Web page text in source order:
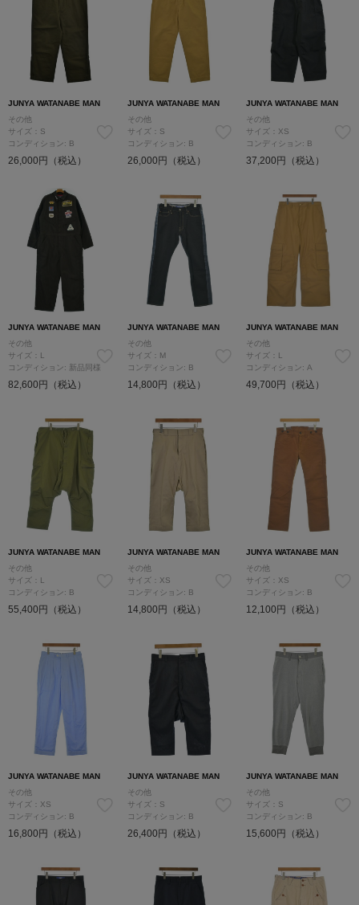
JUNYA WATANABE MAN
その他
サイズ：S
コンディション: B
26,000円（税込）
JUNYA WATANABE MAN
その他
サイズ：S
コンディション: B
26,000円（税込）
JUNYA WATANABE MAN
その他
サイズ：XS
コンディション: B
37,200円（税込）
JUNYA WATANABE MAN
その他
サイズ：L
コンディション: 新品同様
82,600円（税込）
JUNYA WATANABE MAN
その他
サイズ：M
コンディション: B
14,800円（税込）
JUNYA WATANABE MAN
その他
サイズ：L
コンディション: A
49,700円（税込）
JUNYA WATANABE MAN
その他
サイズ：L
コンディション: B
55,400円（税込）
JUNYA WATANABE MAN
その他
サイズ：XS
コンディション: B
14,800円（税込）
JUNYA WATANABE MAN
その他
サイズ：XS
コンディション: B
12,100円（税込）
JUNYA WATANABE MAN
その他
サイズ：XS
コンディション: B
16,800円（税込）
JUNYA WATANABE MAN
その他
サイズ：S
コンディション: B
26,400円（税込）
JUNYA WATANABE MAN
その他
サイズ：S
コンディション: B
15,600円（税込）